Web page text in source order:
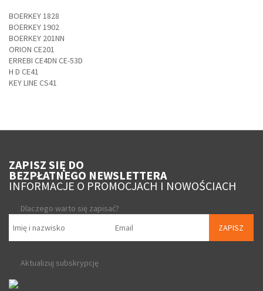
BOERKEY 1828
BOERKEY 1902
BOERKEY 201NN
ORION CE201
ERREBI CE4DN CE-53D
H D CE41
KEY LINE CS41
ZAPISZ SIĘ DO
BEZPŁATNEGO NEWSLETTERA
INFORMACJE O PROMOCJACH I NOWOŚCIACH
Dlaczego warto się zapisać?
ZAPISZ
Aktualizuj subskrypcję